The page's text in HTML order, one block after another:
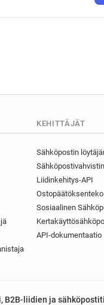
KEHITTÄJÄT
Sähköpostin
Liidinkehitys-API
Ostopäätöksenteko
Sosiaalinen
API-dokumentaatio
B2B-liidien ja